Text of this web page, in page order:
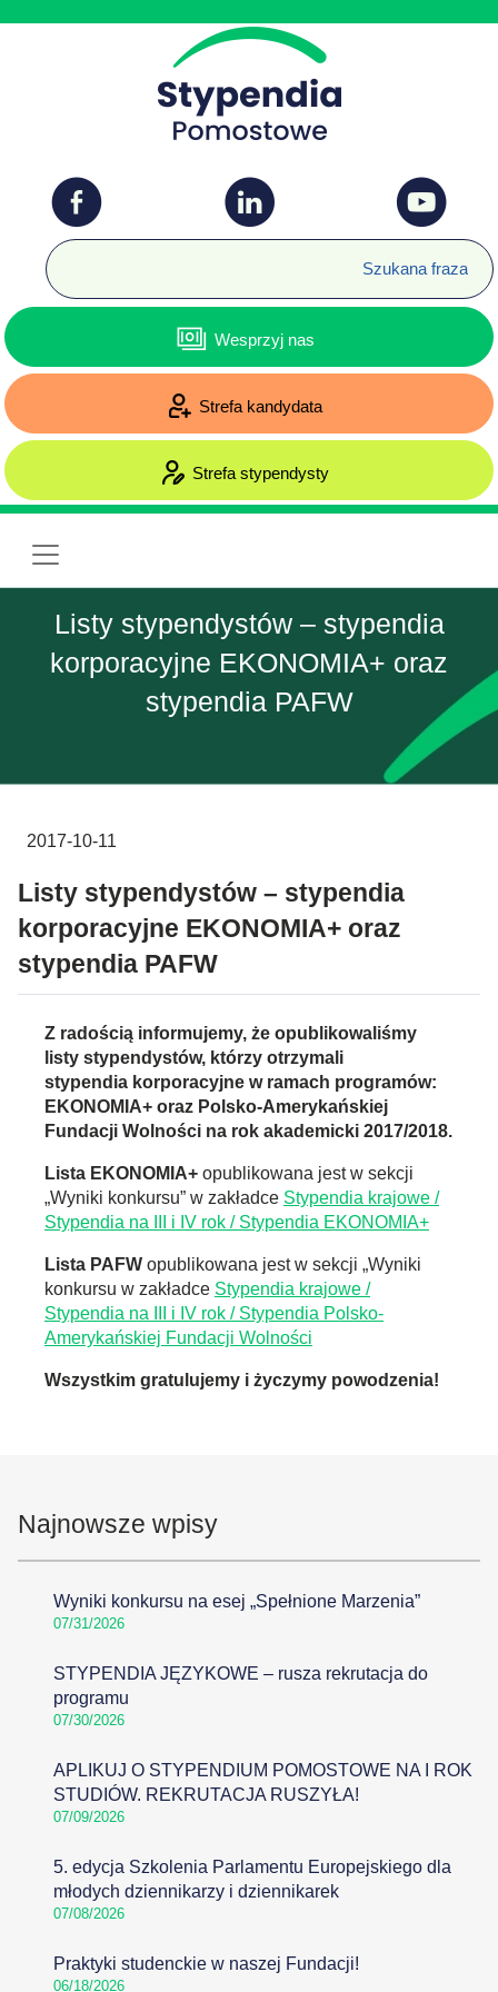
Wesprzyj nas
Strefa kandydata
Strefa stypendysty
Listy stypendystów – stypendia
korporacyjne EKONOMIA+ oraz
stypendia PAFW
2017-10-11
Listy stypendystów – stypendia
korporacyjne EKONOMIA+ oraz
stypendia PAFW
Z radością informujemy, że opublikowaliśmy
listy stypendystów, którzy otrzymali
stypendia korporacyjne w ramach programów:
EKONOMIA+ oraz Polsko-Amerykańskiej
Fundacji Wolności na rok akademicki 2017/2018.
Lista EKONOMIA+ opublikowana jest w sekcji
„Wyniki konkursu” w zakładce Stypendia krajowe /
Stypendia na III i IV rok / Stypendia EKONOMIA+
Lista PAFW opublikowana jest w sekcji „Wyniki
konkursu w zakładce Stypendia krajowe /
Stypendia na III i IV rok / Stypendia Polsko-
Amerykańskiej Fundacji Wolności
Wszystkim gratulujemy i życzymy powodzenia!
Najnowsze wpisy
Wyniki konkursu na esej „Spełnione Marzenia”
07/31/2026
STYPENDIA JĘZYKOWE – rusza rekrutacja do
programu
07/30/2026
APLIKUJ O STYPENDIUM POMOSTOWE NA I ROK
STUDIÓW. REKRUTACJA RUSZYŁA!
07/09/2026
5. edycja Szkolenia Parlamentu Europejskiego dla
młodych dziennikarzy i dziennikarek
07/08/2026
Praktyki studenckie w naszej Fundacji!
06/18/2026